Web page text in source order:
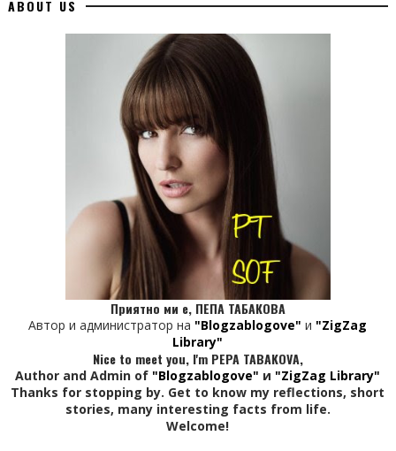
ABOUT US
Приятно ми е, ПЕПА ТАБАКОВА
Автор и администратор на "Blogzablogove" и "ZigZag
Library"
Nice to meet you, I'm PEPA TABAKOVA,
Author and Admin of "Blogzablogove" и "ZigZag Library"
Thanks for stopping by. Get to know my reflections, short
stories, many interesting facts from life.
Welcome!